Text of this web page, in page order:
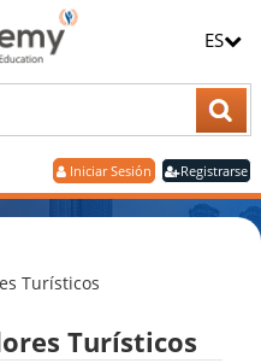
Iniciar Sesión Registrarse
ES
Turísticos
Turísticos